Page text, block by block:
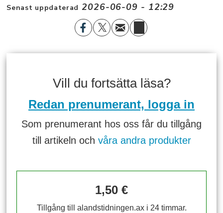
Senast uppdaterad 2026-06-09 - 12:29
Vill du fortsätta läsa?
Redan prenumerant, logga in
Som prenumerant hos oss får du tillgång
till artikeln och våra andra produkter
1,50 €
Tillgång till alandstidningen.ax i 24 timmar.